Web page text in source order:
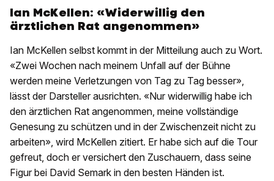
Ian McKellen: «Widerwillig den
ärztlichen Rat angenommen»
Ian McKellen selbst kommt in der Mitteilung auch zu Wort.
«Zwei Wochen nach meinem Unfall auf der Bühne
werden meine Verletzungen von Tag zu Tag besser»,
lässt der Darsteller ausrichten. «Nur widerwillig habe ich
den ärztlichen Rat angenommen, meine vollständige
Genesung zu schützen und in der Zwischenzeit nicht zu
arbeiten», wird McKellen zitiert. Er habe sich auf die Tour
gefreut, doch er versichert den Zuschauern, dass seine
Figur bei David Semark in den besten Händen ist.